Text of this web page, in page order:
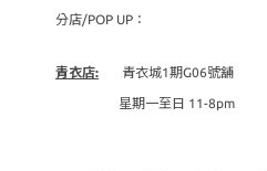
分店/POP UP：
青衣店: 青衣城1期G06號舖
星期一至日 11-8pm